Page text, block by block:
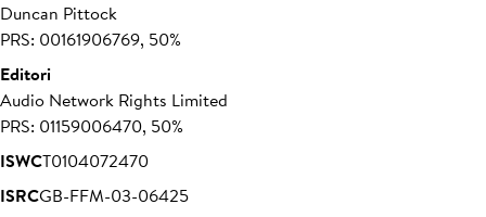
Duncan Pittock
PRS: 00161906769, 50%
Editori
Audio Network Rights Limited
PRS: 01159006470, 50%
ISWCT0104072470
ISRCGB-FFM-03-06425